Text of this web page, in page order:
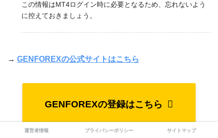
この情報はMT4ログイン時に必要となるため、忘れないよう
に控えておきましょう。
→ GENFOREXの公式サイトはこちら
GENFOREXの登録はこちら
運営者情報 プライバシーポリシー サイトマップ